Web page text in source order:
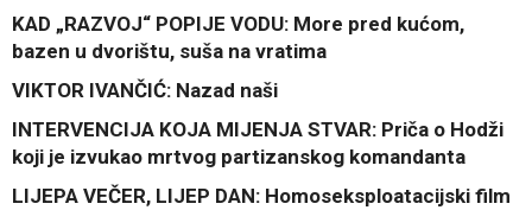
KAD „RAZVOJ“ POPIJE VODU: More pred kućom,
bazen u dvorištu, suša na vratima
VIKTOR IVANČIĆ: Nazad naši
INTERVENCIJA KOJA MIJENJA STVAR: Priča o Hodži
koji je izvukao mrtvog partizanskog komandanta
LIJEPA VEČER, LIJEP DAN: Homoseksploatacijski film